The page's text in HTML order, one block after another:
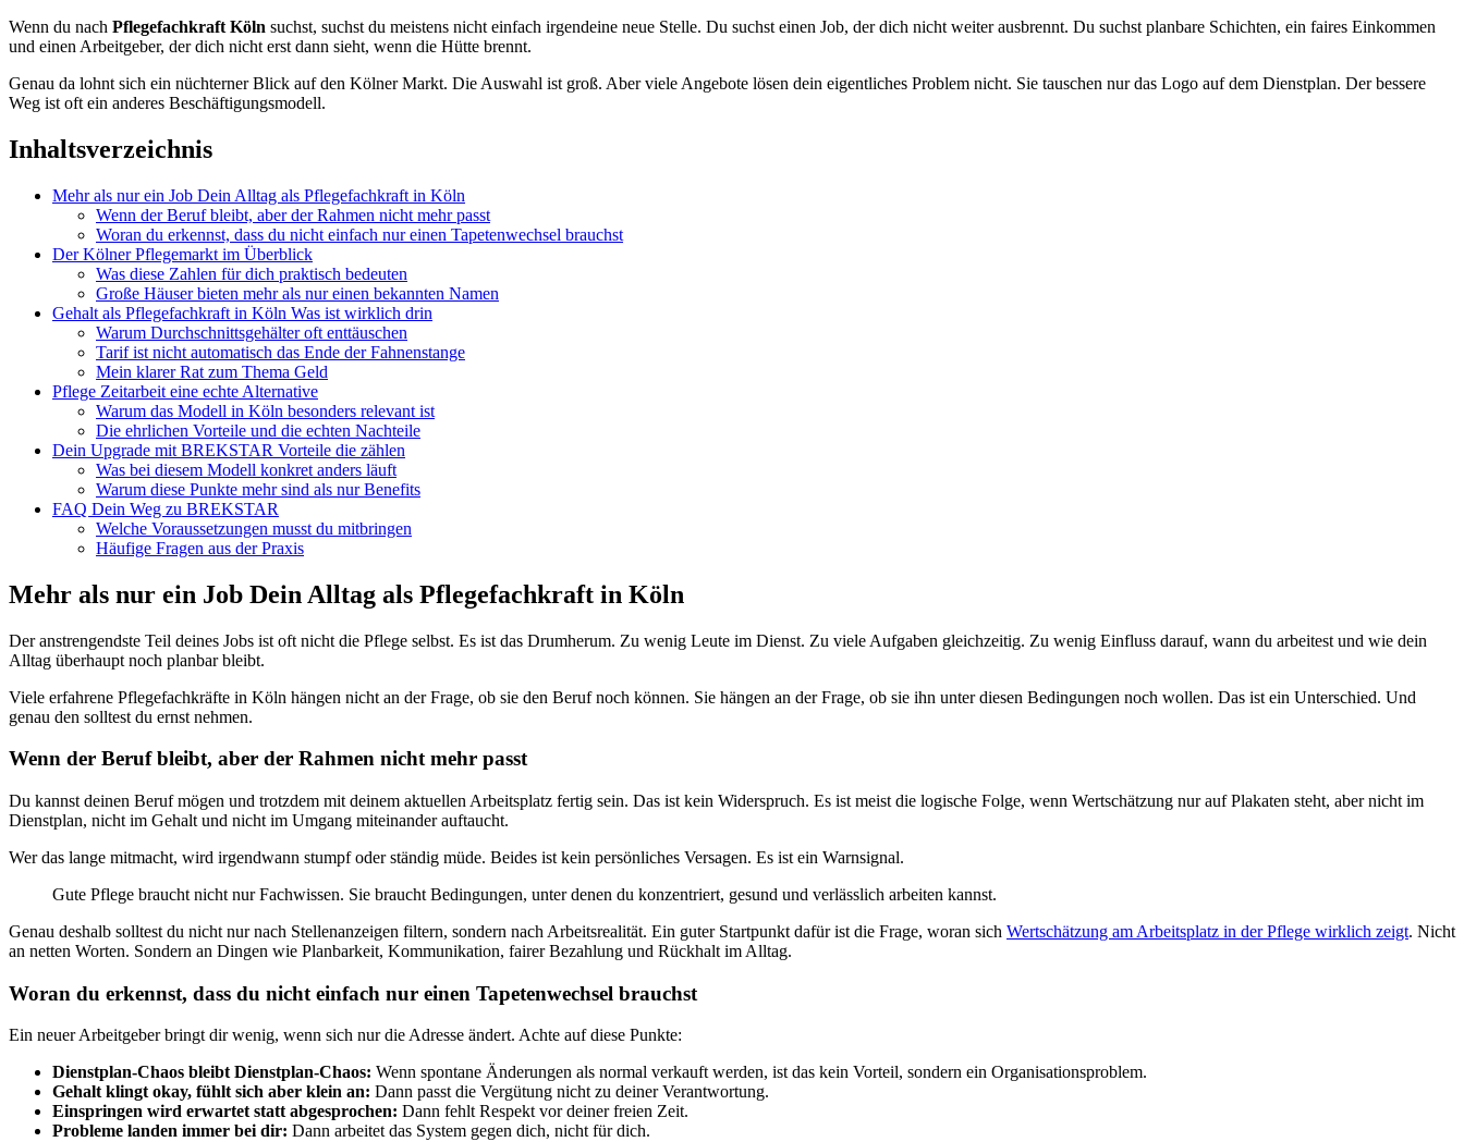
Wenn du nach Pflegefachkraft Köln suchst, suchst du meistens nicht einfach irgendeine neue Stelle. Du suchst einen Job, der dich nicht weiter ausbrennt. Du suchst planbare Schichten, ein faires Einkommen
und einen Arbeitgeber, der dich nicht erst dann sieht, wenn die Hütte brennt.
Genau da lohnt sich ein nüchterner Blick auf den Kölner Markt. Die Auswahl ist groß. Aber viele Angebote lösen dein eigentliches Problem nicht. Sie tauschen nur das Logo auf dem Dienstplan. Der bessere
Weg ist oft ein anderes Beschäftigungsmodell.
Inhaltsverzeichnis
Mehr als nur ein Job Dein Alltag als Pflegefachkraft in Köln
Wenn der Beruf bleibt, aber der Rahmen nicht mehr passt
Woran du erkennst, dass du nicht einfach nur einen Tapetenwechsel brauchst
Der Kölner Pflegemarkt im Überblick
Was diese Zahlen für dich praktisch bedeuten
Große Häuser bieten mehr als nur einen bekannten Namen
Gehalt als Pflegefachkraft in Köln Was ist wirklich drin
Warum Durchschnittsgehälter oft enttäuschen
Tarif ist nicht automatisch das Ende der Fahnenstange
Mein klarer Rat zum Thema Geld
Pflege Zeitarbeit eine echte Alternative
Warum das Modell in Köln besonders relevant ist
Die ehrlichen Vorteile und die echten Nachteile
Dein Upgrade mit BREKSTAR Vorteile die zählen
Was bei diesem Modell konkret anders läuft
Warum diese Punkte mehr sind als nur Benefits
FAQ Dein Weg zu BREKSTAR
Welche Voraussetzungen musst du mitbringen
Häufige Fragen aus der Praxis
Mehr als nur ein Job Dein Alltag als Pflegefachkraft in Köln
Der anstrengendste Teil deines Jobs ist oft nicht die Pflege selbst. Es ist das Drumherum. Zu wenig Leute im Dienst. Zu viele Aufgaben gleichzeitig. Zu wenig Einfluss darauf, wann du arbeitest und wie dein
Alltag überhaupt noch planbar bleibt.
Viele erfahrene Pflegefachkräfte in Köln hängen nicht an der Frage, ob sie den Beruf noch können. Sie hängen an der Frage, ob sie ihn unter diesen Bedingungen noch wollen. Das ist ein Unterschied. Und
genau den solltest du ernst nehmen.
Wenn der Beruf bleibt, aber der Rahmen nicht mehr passt
Du kannst deinen Beruf mögen und trotzdem mit deinem aktuellen Arbeitsplatz fertig sein. Das ist kein Widerspruch. Es ist meist die logische Folge, wenn Wertschätzung nur auf Plakaten steht, aber nicht im
Dienstplan, nicht im Gehalt und nicht im Umgang miteinander auftaucht.
Wer das lange mitmacht, wird irgendwann stumpf oder ständig müde. Beides ist kein persönliches Versagen. Es ist ein Warnsignal.
Gute Pflege braucht nicht nur Fachwissen. Sie braucht Bedingungen, unter denen du konzentriert, gesund und verlässlich arbeiten kannst.
Genau deshalb solltest du nicht nur nach Stellenanzeigen filtern, sondern nach Arbeitsrealität. Ein guter Startpunkt dafür ist die Frage, woran sich Wertschätzung am Arbeitsplatz in der Pflege wirklich zeigt. Nicht
an netten Worten. Sondern an Dingen wie Planbarkeit, Kommunikation, fairer Bezahlung und Rückhalt im Alltag.
Woran du erkennst, dass du nicht einfach nur einen Tapetenwechsel brauchst
Ein neuer Arbeitgeber bringt dir wenig, wenn sich nur die Adresse ändert. Achte auf diese Punkte:
Dienstplan-Chaos bleibt Dienstplan-Chaos: Wenn spontane Änderungen als normal verkauft werden, ist das kein Vorteil, sondern ein Organisationsproblem.
Gehalt klingt okay, fühlt sich aber klein an: Dann passt die Vergütung nicht zu deiner Verantwortung.
Einspringen wird erwartet statt abgesprochen: Dann fehlt Respekt vor deiner freien Zeit.
Probleme landen immer bei dir: Dann arbeitet das System gegen dich, nicht für dich.